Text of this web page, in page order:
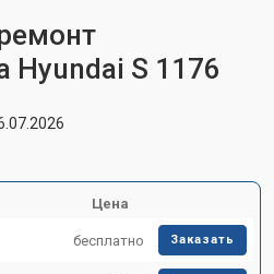
Hyundai S 1176
Цена
бесплатно Заказать